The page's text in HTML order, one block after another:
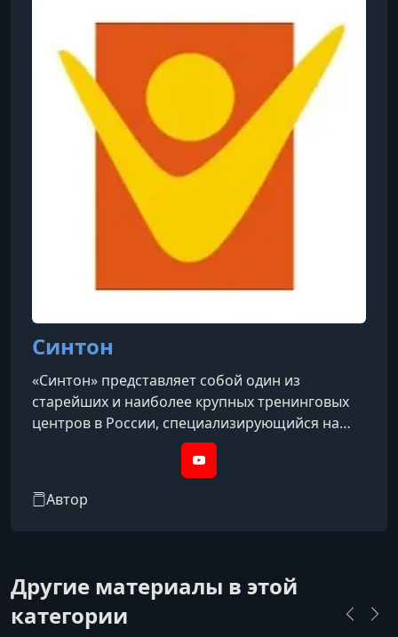
этичных продаж, переговорам и психологии
управления. Внедряет эффективные подходы к
командообразованию, развивает навыки
презентации,
Синтон
«Синтон» представляет собой один из
старейших и наиболее крупных тренинговых
центров в России, специализирующийся на
практической психологии и личностном росте.
Основанный Николаем Ивановичем Козловым,
подходе, который фокусируется на этике,
сферы, как лидерство, искусство
коммуникации,
YouTube
Автор
Другие материалы в этой
категории